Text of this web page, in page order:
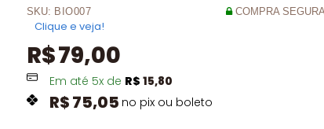
SKU: BIO007 COMPRA
Clique e veja!
R$79,00
Em até 5x de R$ 15,80
R$75,05 no pix ou boleto